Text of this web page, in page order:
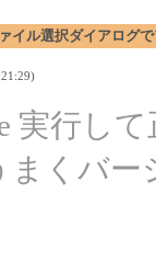
イル選択ダイアログ
実行し
まくバ